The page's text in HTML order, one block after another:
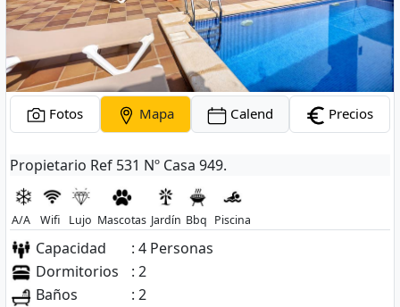
Fotos Mapa Calend Precios
Propietario Ref 531 Nº Casa 949.
A/A Wifi Lujo Mascotas Jardín Bbq Piscina
Capacidad
: 4 Personas
Dormitorios
: 2
Baños
: 2